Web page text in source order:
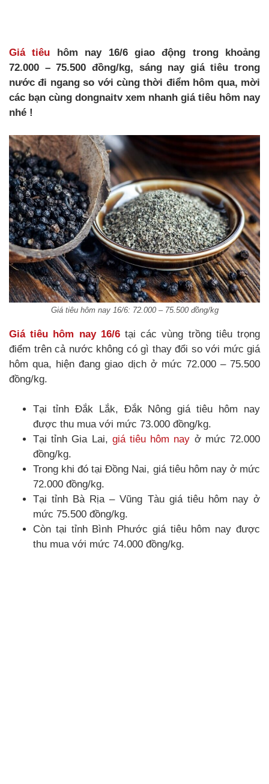
Giá tiêu hôm nay 16/6 giao động trong khoảng
72.000 – 75.500 đồng/kg, sáng nay giá tiêu trong
nước đi ngang so với cùng thời điểm hôm qua, mời
các bạn cùng dongnaitv xem nhanh giá tiêu hôm nay
nhé !
Giá tiêu hôm nay 16/6: 72.000 – 75.500 đồng/kg
Giá tiêu hôm nay 16/6tại các vùng trồng tiêu trọng
điểm trên cả nước không có gì thay đổi so với mức giá
hôm qua, hiện đang giao dịch ở mức 72.000 – 75.500
đồng/kg.
Tại tỉnh Đắk Lắk, Đắk Nông giá tiêu hôm nay
được thu mua với mức 73.000 đồng/kg.
Tại tỉnh Gia Lai, giá tiêu hôm nay ở mức 72.000
đồng/kg.
Trong khi đó tại Đồng Nai, giá tiêu hôm nay ở mức
72.000 đồng/kg.
Tại tỉnh Bà Rịa – Vũng Tàu giá tiêu hôm nay ở
mức 75.500 đồng/kg.
Còn tại tỉnh Bình Phước giá tiêu hôm nay được
thu mua với mức 74.000 đồng/kg.